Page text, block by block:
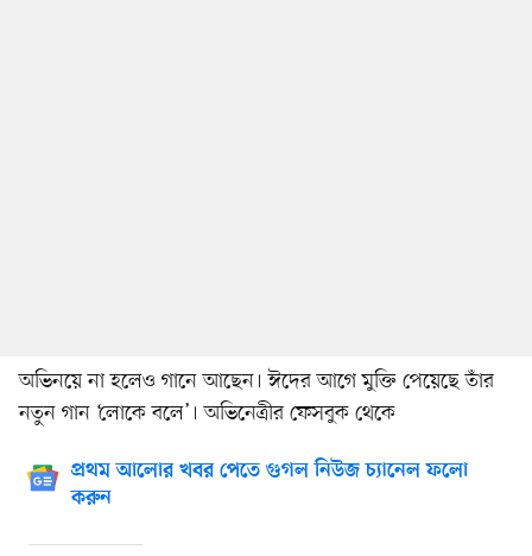
অভিনয়ে না হলেও গানে আছেন। ঈদের আগে মুক্তি পেয়েছে তাঁর
নতুন গান ‘লোকে বলে’। অভিনেত্রীর ফেসবুক থেকে
প্রথম আলোর খবর পেতে গুগল নিউজ চ্যানেল ফলো
করুন